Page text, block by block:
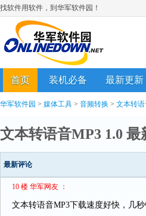
找软件用软件，到华军软件园！
首页 装机必备 最新更新
华军软件园 > 媒体工具 > 音频转换 > 文本转
文本转语音MP3 1.0 最
最新评论
10 楼 华军网友 ：
文本转语音MP3下载速度好快，几秒